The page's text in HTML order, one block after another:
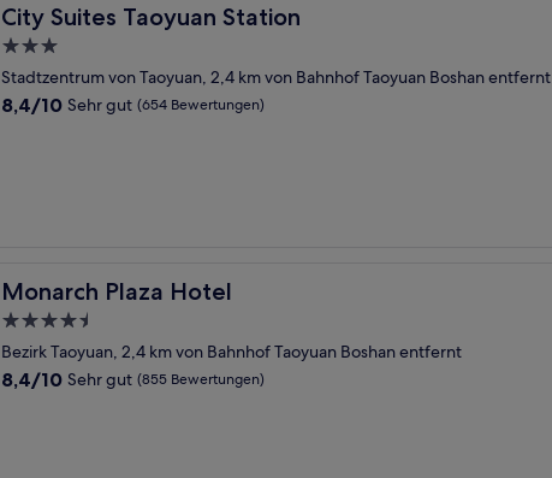
City Suites Taoyuan Station
City Suites Taoyuan Station
3.0-
Sterne-
Unterkunft
Stadtzentrum von Taoyuan, 2,4 km von Bahnhof Taoyuan Boshan entfernt
8.4
8,4/10 Sehr gut (654 Bewertungen)
Monarch Plaza Hotel
Monarch Plaza Hotel
4.5-
Sterne-
Unterkunft
Bezirk Taoyuan, 2,4 km von Bahnhof Taoyuan Boshan entfernt
8.4
8,4/10 Sehr gut (855 Bewertungen)